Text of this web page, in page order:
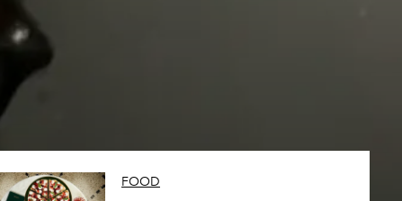
FOOD